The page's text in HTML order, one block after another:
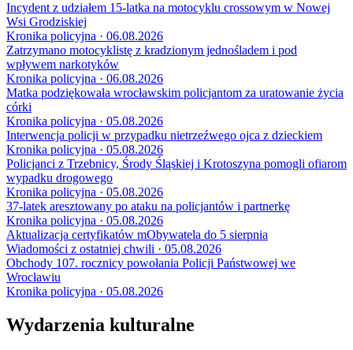
Incydent z udziałem 15-latka na motocyklu crossowym w Nowej
Wsi Grodziskiej
Kronika policyjna · 06.08.2026
Zatrzymano motocyklistę z kradzionym jednośladem i pod
wpływem narkotyków
Kronika policyjna · 06.08.2026
Matka podziękowała wrocławskim policjantom za uratowanie życia
córki
Kronika policyjna · 05.08.2026
Interwencja policji w przypadku nietrzeźwego ojca z dzieckiem
Kronika policyjna · 05.08.2026
Policjanci z Trzebnicy, Środy Śląskiej i Krotoszyna pomogli ofiarom
wypadku drogowego
Kronika policyjna · 05.08.2026
37-latek aresztowany po ataku na policjantów i partnerkę
Kronika policyjna · 05.08.2026
Aktualizacja certyfikatów mObywatela do 5 sierpnia
Wiadomości z ostatniej chwili · 05.08.2026
Obchody 107. rocznicy powołania Policji Państwowej we
Wrocławiu
Kronika policyjna · 05.08.2026
Wydarzenia kulturalne